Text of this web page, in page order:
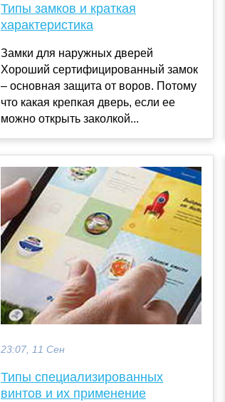
Типы замков и краткая
характеристика
Замки для наружных дверей
Хороший сертифицированный замок
– основная защита от воров. Потому
что какая крепкая дверь, если ее
можно открыть заколкой...
23:07, 11 Сен
Типы специализированных
винтов и их применение